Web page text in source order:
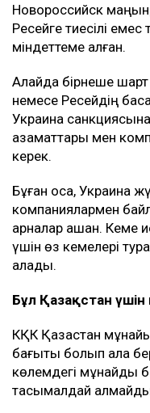
Новороссийск
Ресейге тиесілі
міндеттеме алған.
Алайда бірнеше
немесе Ресейдің
Украина санкциясына
азаматтары мен
керек.
Бұған қоса, Украина
компаниялармен
арналар ашқан. Кеме
үшін өз кемелері
алады.
Бұл Қазақстан
КҚК Қазақстан
бағыты болып қала
көлемдегі мұнайды
тасымалдай